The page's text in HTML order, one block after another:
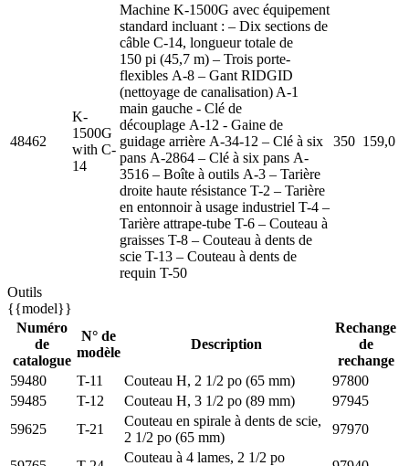
48462
K-
1500G
with C-
14
Machine K-1500G avec équipement
standard incluant : – Dix sections de
câble C-14, longueur totale de
150 pi (45,7 m) – Trois porte-
flexibles A-8 – Gant RIDGID
(nettoyage de canalisation) A-1
main gauche - Clé de
découplage A-12 - Gaine de
guidage arrière A-34-12 – Clé à six
pans A-2864 – Clé à six pans A-
3516 – Boîte à outils A-3 – Tarière
droite haute résistance T-2 – Tarière
en entonnoir à usage industriel T-4 –
Tarière attrape-tube T-6 – Couteau à
graisses T-8 – Couteau à dents de
scie T-13 – Couteau à dents de
requin T-50
350 159,0
Outils
{{model}}
Numéro
de
catalogue
N° de
modèle
Description
Rechange
de
rechange
59480
T-11 Couteau H, 2 1/2 po (65 mm)
97800
59485
T-12 Couteau H, 3 1/2 po (89 mm)
97945
59625
T-21
Couteau en spirale à dents de scie,
2 1/2 po (65 mm)
97970
Couteau à 4 lames, 2 1/2 po